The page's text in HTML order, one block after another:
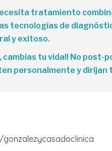
tratamiento
tecnologías de
y exitoso.
cambias tu vida!! No
personalmente y dirijan
gonzalezycasadoclinica